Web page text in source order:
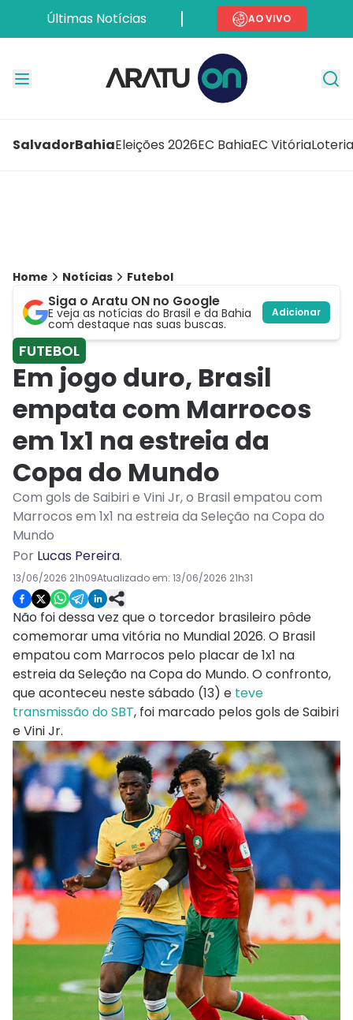
Últimas Notícias AO VIVO
SalvadorBahiaEleições 2026EC BahiaEC Vitória
Home Notícias Futebol
Siga o Aratu ON no Google
E veja as notícias do Brasil e da Bahia
com destaque nas suas buscas.
Adicionar
FUTEBOL
Em jogo duro, Brasil
empata com Marrocos
em 1x1 na estreia da
Copa do Mundo
Com gols de Saibiri e Vini Jr, o Brasil empatou com
Marrocos em 1x1 na estreia da Seleção na Copa do
Mundo
Por Lucas Pereira.
13/06/2026 21h09Atualizado em: 13/06/2026 21h31
Não foi dessa vez que o torcedor brasileiro pôde
comemorar uma vitória no Mundial 2026. O Brasil
empatou com Marrocos pelo placar de 1x1 na
estreia da Seleção na Copa do Mundo. O confronto,
que aconteceu neste sábado (13) e teve
transmissão do SBT, foi marcado pelos gols de Saibiri
e Vini Jr.